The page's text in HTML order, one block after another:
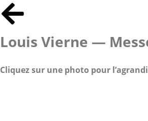
Louis Vierne —
Cliquez sur une photo pour